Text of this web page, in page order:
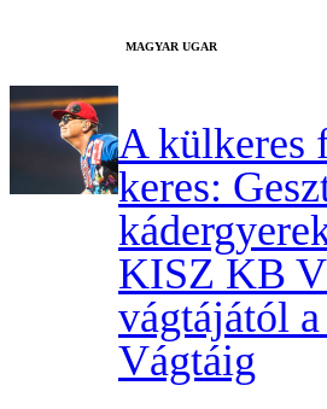
MAGYAR UGAR
A külkeres
keres:
KISZ KB
vágtájától
Vágtáig